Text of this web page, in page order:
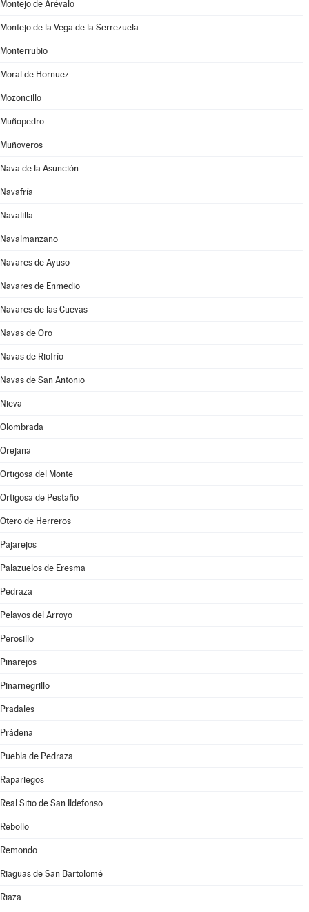
Montejo de Arévalo
Montejo de la Vega de la Serrezuela
Monterrubio
Moral de Hornuez
Mozoncillo
Muñopedro
Muñoveros
Nava de la Asunción
Navafría
Navalilla
Navalmanzano
Navares de Ayuso
Navares de Enmedio
Navares de las Cuevas
Navas de Oro
Navas de Riofrío
Navas de San Antonio
Nieva
Olombrada
Orejana
Ortigosa del Monte
Ortigosa de Pestaño
Otero de Herreros
Pajarejos
Palazuelos de Eresma
Pedraza
Pelayos del Arroyo
Perosillo
Pinarejos
Pinarnegrillo
Pradales
Prádena
Puebla de Pedraza
Rapariegos
Real Sitio de San Ildefonso
Rebollo
Remondo
Riaguas de San Bartolomé
Riaza